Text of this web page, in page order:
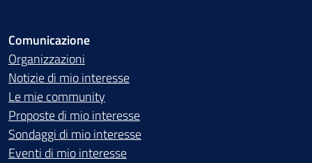
Comunicazione
Organizzazioni
Notizie di mio interesse
Le mie community
Proposte di mio interesse
Sondaggi di mio interesse
Eventi di mio interesse